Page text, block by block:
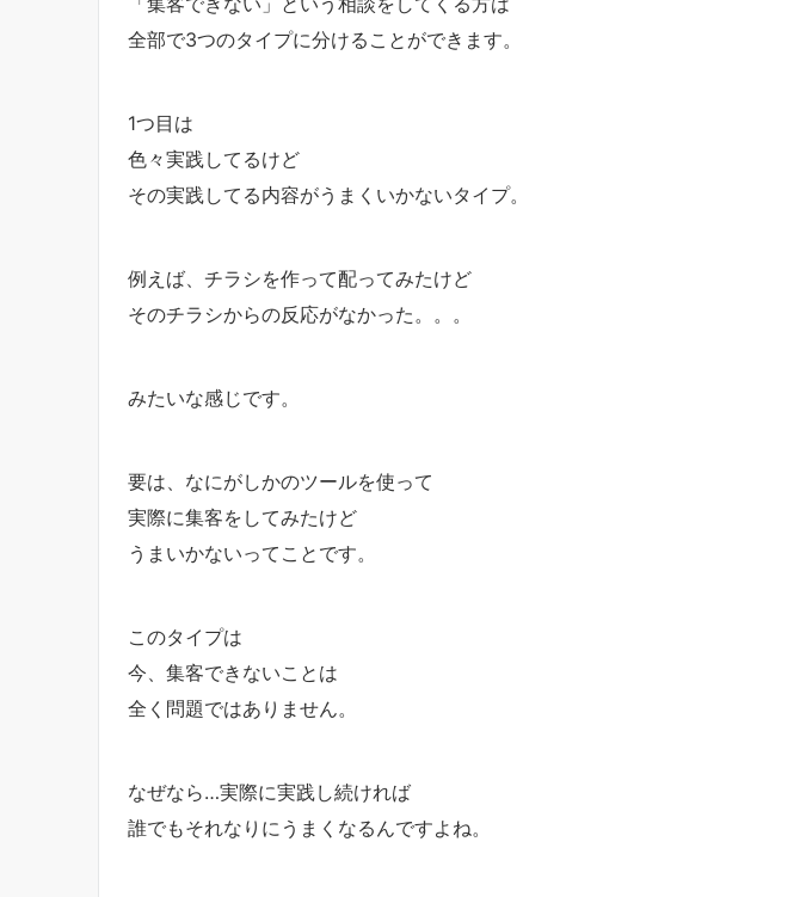
全部で3つのタイプに分けることができます。
1つ目は
色々実践してるけど
その実践してる内容がうまくいかないタイプ。
例えば、チラシを作って配ってみたけど
そのチラシからの反応がなかった。。。
みたいな感じです。
要は、なにがしかのツールを使って
実際に集客をしてみたけど
うまいかないってことです。
このタイプは
今、集客できないことは
全く問題ではありません。
なぜなら…実際に実践し続ければ
誰でもそれなりにうまくなるんですよね。